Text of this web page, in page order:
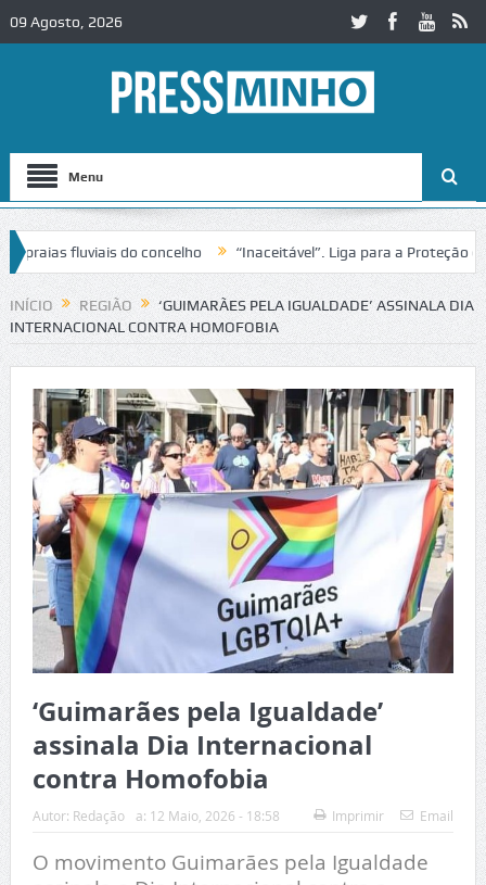
09 Agosto, 2026
Menu
fluviais do concelho “Inaceitável”. Liga para a Proteção da
trânsito no IC2 em Alcobaça Igreja do Castelo de Cerveira
INÍCIO REGIÃO
‘GUIMARÃES PELA IGUALDADE’ ASSINALA DIA
INTERNACIONAL CONTRA HOMOFOBIA
‘Guimarães pela Igualdade’
assinala Dia Internacional
contra Homofobia
Autor: Redação a: 12 Maio, 2026 - 18:58 Imprimir Email
O movimento Guimarães pela Igualdade